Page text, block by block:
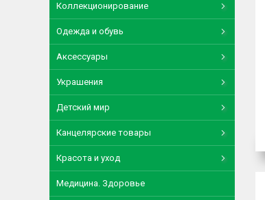
Коллекционирование
Одежда и обувь
Аксессуары
Украшения
Детский мир
Канцелярские товары
Красота и уход
Медицина. Здоровье